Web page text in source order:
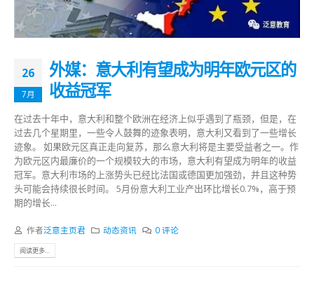
26
7月
外媒：意大利有望成为明年欧元区的
收益冠军
在过去十年中，意大利和整个欧洲在经济上似乎遇到了瓶颈，但是，在
过去几个星期里，一些令人鼓舞的迹象表明，意大利又看到了一些增长
迹象。 如果欧元区真正走向复苏，那么意大利将是主要受益者之一。作
为欧元区内最廉价的一个规模较大的市场，意大利有望成为明年的收益
冠军。意大利市场的上涨势头已经比法国或德国更加强劲，并且这种势
头可能会持续很长时间。 5月份意大利工业产出环比增长0.7%，高于预
期的增长...
作者泛意主页君 动态资讯 0 评论
阅读更多...